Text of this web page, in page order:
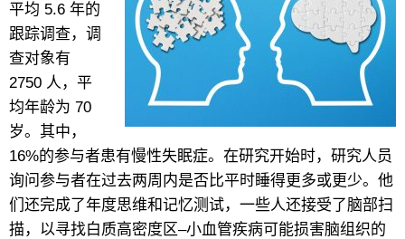
平均 5.6 年的
跟踪调查，调
查对象有
2750 人，平
均年龄为 70
岁。其中，
16%的参与者患有慢性失眠症。在研究开始时，研究人员
询问参与者在过去两周内是否比平时睡得更多或更少。他
们还完成了年度思维和记忆测试，一些人还接受了脑部扫
描，以寻找白质高密度区–小血管疾病可能损害脑组织的